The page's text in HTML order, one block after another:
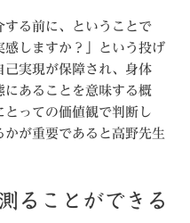
る前に、ということで
感しますか？」という投げ
己実現が保障され、身体
にあることを意味する概
っての価値観で判断し
が重要であると高野先生
ることができる